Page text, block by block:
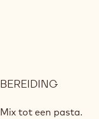
BEREIDING:
Mix tot een pasta.